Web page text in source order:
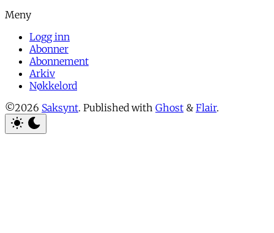
Logg inn
Abonner
Abonnement
Arkiv
Nøkkelord
©2026 Saksynt. Published with Ghost & Flair.